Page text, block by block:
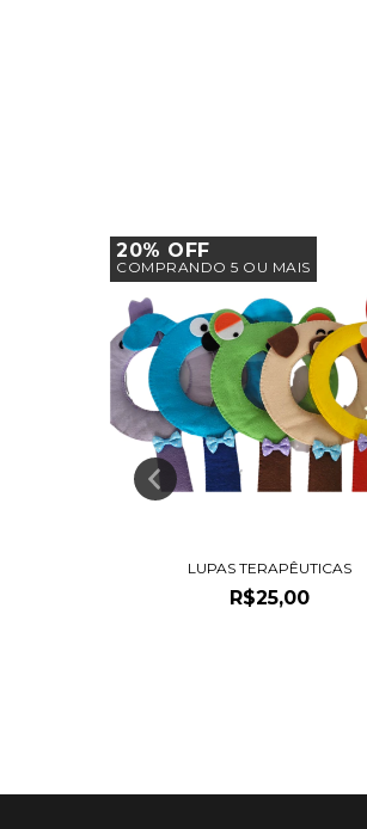
20% OFF
COMPRANDO 5 OU MAIS
LUPAS TERAPÊUTICAS
R$25,00